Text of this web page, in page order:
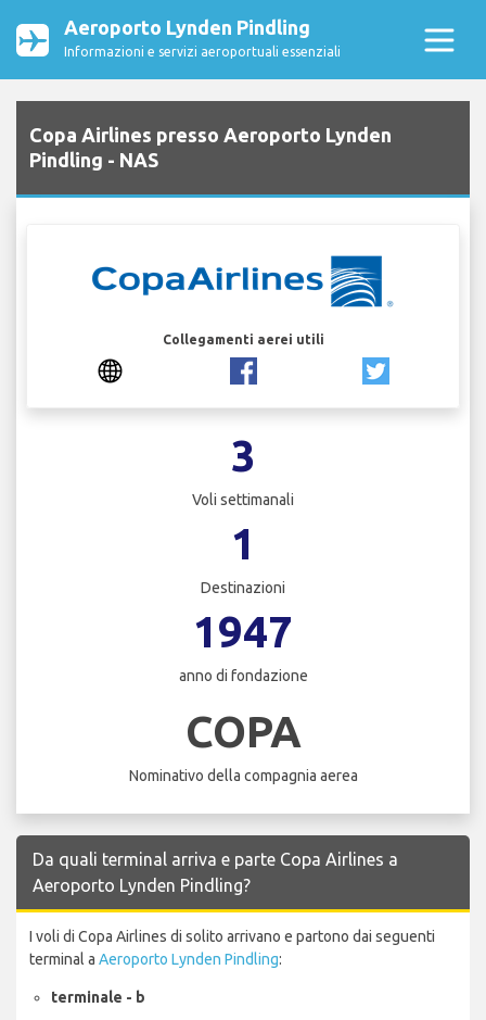
Aeroporto Lynden Pindling
Informazioni e servizi aeroportuali essenziali
Copa Airlines presso Aeroporto Lynden
Pindling - NAS
Collegamenti aerei utili
3
Voli settimanali
1
Destinazioni
1947
anno di fondazione
COPA
Nominativo della compagnia aerea
Da quali terminal arriva e parte Copa Airlines a
Aeroporto Lynden Pindling?
I voli di Copa Airlines di solito arrivano e partono dai seguenti
terminal a Aeroporto Lynden Pindling:
terminale - b